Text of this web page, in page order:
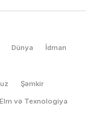
Dünya İdman
Şəmkir
Elm və Texnologiya